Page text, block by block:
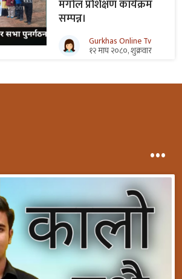
मंगोल प्रशिक्षण कार्यक्रम
सम्पन्न।
Gurkhas Online Tv
१२ माघ २०८०, शुक्रवार
...